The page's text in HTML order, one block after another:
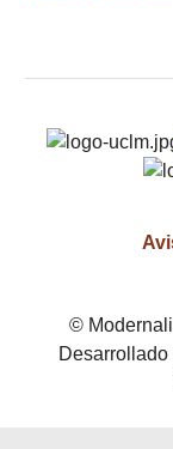
©
Desarrollado